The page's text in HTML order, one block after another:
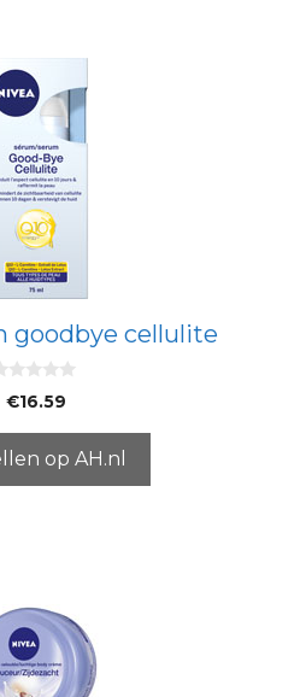
goodbye cellulite
€16.59
op AH.nl